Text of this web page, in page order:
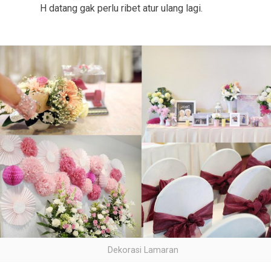
H datang gak perlu ribet atur ulang lagi.
Dekorasi Lamaran